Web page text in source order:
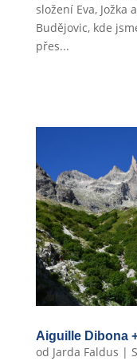
složení Eva, Jožka
Budějovic, kde
přes...
Aiguille Dibona
od Jarda Faldus |